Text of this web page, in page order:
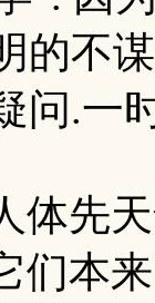
的不
问.一
体先
们本